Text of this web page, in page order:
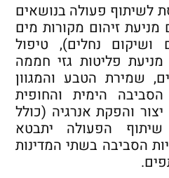
לשיתוף פעולה בנושאים
מניעת זיהום מקורות מים
ושיקום נחלים), טיפול
מניעת פליטות גזי חממה
שמירת הטבע והמגוון
הימית והחופית
והפקת אנרגיה (כולל
שיתוף הפעולה יתבטא
הסביבה בשתי המדינות